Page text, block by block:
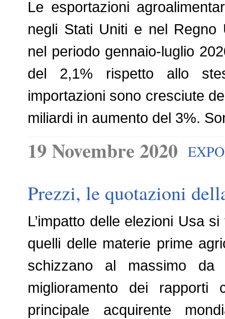
Le esportazioni
negli Stati Uniti e nel Regno
nel periodo gennaio-luglio
del 2,1% rispetto allo
importazioni sono cresciute
miliardi in aumento del 3%.
19 Novembre 2020
Prezzi, le quotazioni
L’impatto delle elezioni Usa
quelli delle materie prime
schizzano al massimo
miglioramento dei
principale acquirente